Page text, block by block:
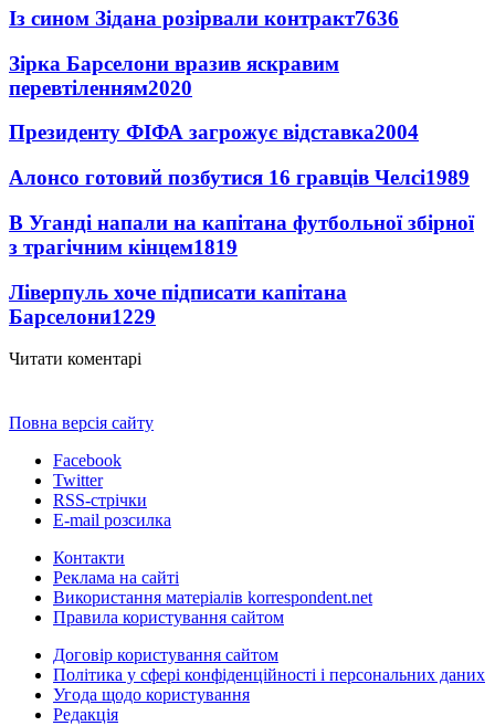
Із сином Зідана розірвали контракт7636
Зірка Барселони вразив яскравим
перевтіленням2020
Президенту ФІФА загрожує відставка2004
Алонсо готовий позбутися 16 гравців Челсі1989
В Уганді напали на капітана футбольної збірної
з трагічним кінцем1819
Ліверпуль хоче підписати капітана
Барселони1229
Читати коментарі
Повна версія сайту
Facebook
Twitter
RSS-стрічки
E-mail розсилка
Контакти
Реклама на сайті
Використання матеріалів korrespondent.net
Правила користування сайтом
Договір користування сайтом
Політика у сфері конфіденційності і персональних даних
Угода щодо користування
Редакція